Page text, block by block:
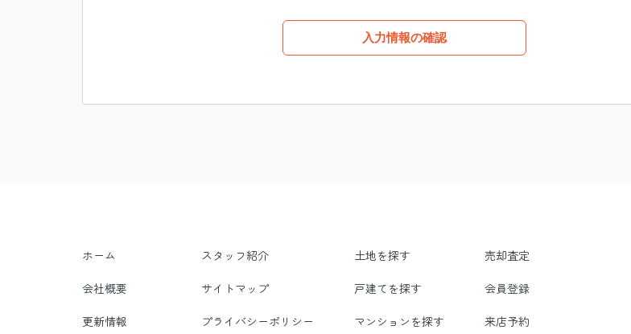
入力情報の確認
ホーム スタッフ紹介 土地を探す 売却査定
会社概要 サイトマップ 戸建てを探す 会員登録
更新情報 プライバシーポリシー マンションを探す 来店予約